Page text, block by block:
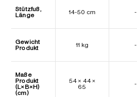
Stützfuß,
Länge
14-50 cm -
Gewicht
Produkt
11 kg -
Maße
Produkt
(L×B×H)
(cm)
54 × 44 ×
65
-